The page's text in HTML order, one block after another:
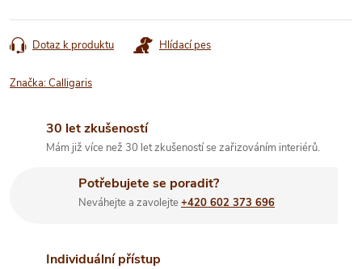
Dotaz k produktu Hlídací pes
Značka:Calligaris
30 let zkušeností
Mám již více než 30 let zkušeností se zařizováním interiérů.
Potřebujete se poradit?
Neváhejte a zavolejte+420 602 373 696
Individuální přístup